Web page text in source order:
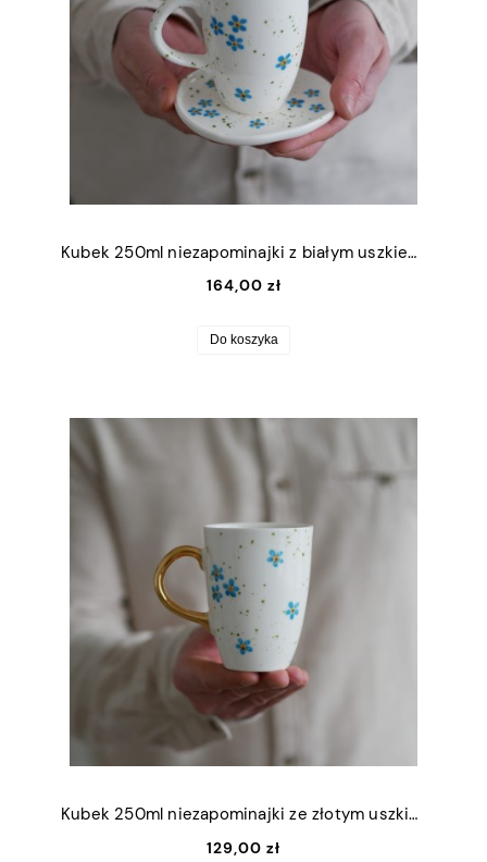
Kubek 250ml niezapominajki z białym uszkiem + talerzyk 9x11cm
164,00 zł
Do koszyka
Kubek 250ml niezapominajki ze złotym uszkiem
129,00 zł